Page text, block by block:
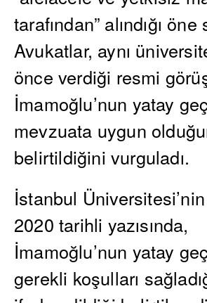
tarafından” alındığı
Avukatlar, aynı
önce verdiği resmi
İmamoğlu’nun yatay
mevzuata uygun
belirtildiğini vurguladı.
İstanbul
2020 tarihli yazısında,
İmamoğlu’nun yatay
gerekli koşulları